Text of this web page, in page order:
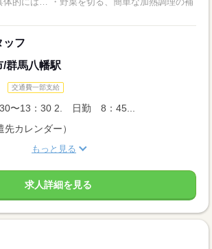
ッフ
群馬八幡駅
交通費一部支給
〜13：30 2. 日勤 8：45...
カレンダー）
もっと見る
求人詳細を見る